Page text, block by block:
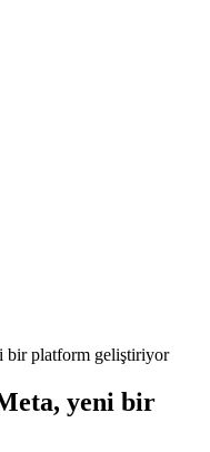
bir platform geliştiriyor
yeni bir